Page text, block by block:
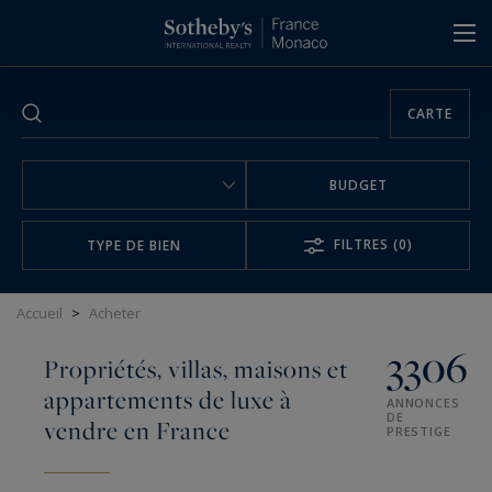
CARTE
TYPE DE BIEN
BUDGET
FILTRES (0)
Accueil > Acheter
Propriétés, villas, maisons et
appartements de luxe à
vendre en France
3306
ANNONCES
DE
PRESTIGE